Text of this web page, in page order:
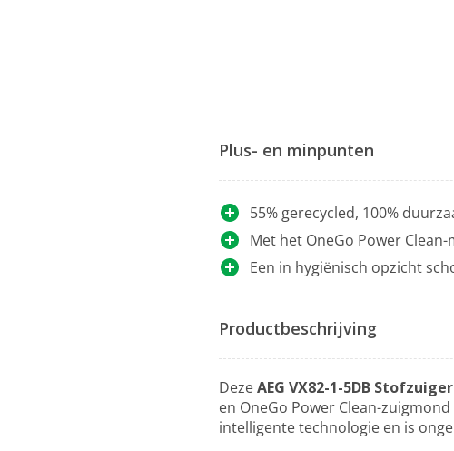
Plus- en minpunten
55% gerecycled, 100%
Met het OneGo Power
Een in hygiënisch opzicht
Productbeschrijving
DezeAEG VX82-1-5DB
en OneGo Power Clean-
intelligente technologie en is